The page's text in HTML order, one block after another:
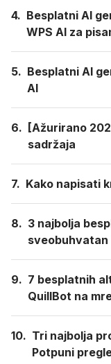
4. Besplatni AI
WPS AI za
5. Besplatni AI
AI
6. [Ažurirano
sadržaja
7. Kako napisati
8. 3 najbolja
sveobuhvatan
9. 7 besplatnih
QuillBot na
10. Tri najbolja
Potpuni